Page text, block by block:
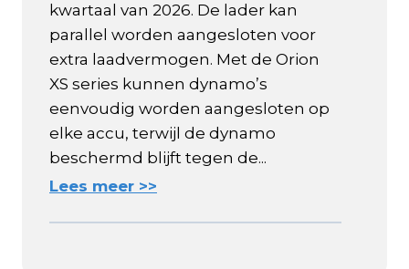
kwartaal van 2026. De lader kan
parallel worden aangesloten voor
extra laadvermogen. Met de Orion
XS series kunnen dynamo’s
eenvoudig worden aangesloten op
elke accu, terwijl de dynamo
beschermd blijft tegen de...
Lees meer >>